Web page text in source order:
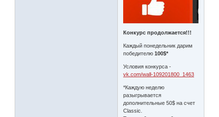
Конкурс продолжается!!!
Каждый понедельник дарим
победителю100$*
Условия конкурса -
vk.com/wall-109201800_1463
*Каждую неделю
разыгрывается
дополнительные 50$ на счет
Classic.